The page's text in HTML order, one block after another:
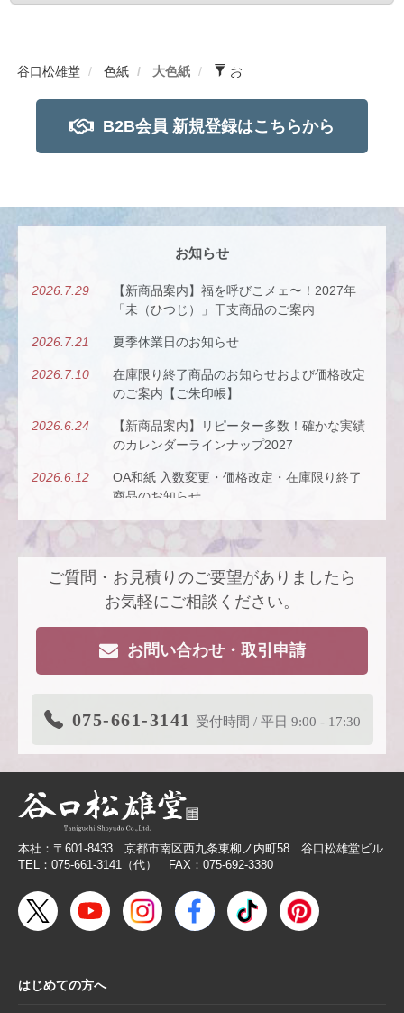
谷口松雄堂 色紙 大色紙 お
B2B会員 新規登録はこちらから
お知らせ
2026.7.29
【新商品案内】福を呼びこメェ〜！2027年
「未（ひつじ）」干支商品のご案内
2026.7.21 夏季休業日のお知らせ
2026.7.10
在庫限り終了商品のお知らせおよび価格改定
のご案内【ご朱印帳】
2026.6.24
【新商品案内】リピーター多数！確かな実績
のカレンダーラインナップ2027
2026.6.12
OA和紙 入数変更・価格改定・在庫限り終了
商品のお知らせ
2026.5.26
にのせて。
2026.4.22
【新商品案内】派手すぎないがちょうどい
い、風も色も透ける、和紙の扇子
2026.4.16 大型連休休業日のお知らせ
2026.3.11 商品リニューアルのご案内
2026.2.26
【無料提供】売場づくりを応援！訴求力を高
める専用POP
2026.2.19 【色紙】価格改定のお願い
2025.10.28
【新商品案内】色エンピツ作家 かわばたあき
こが描く、ワンダーランドへと誘うアートグ
ッズ〈メモボックス〉と〈ミニアートボック
2025.10.16
ご質問・お見積りのご要望がありましたら
お気軽にご相談ください。
お問い合わせ・取引申請
075-661-3141 受付時間 / 平日 9:00 - 17:30
本社：〒601-8433 京都市南区西九条東柳ノ内町58 谷口松雄堂ビル
TEL：075-661-3141（代） FAX：075-692-3380
はじめての方へ